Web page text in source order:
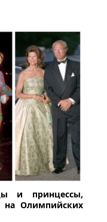
и принцессы,
на Олимпийских